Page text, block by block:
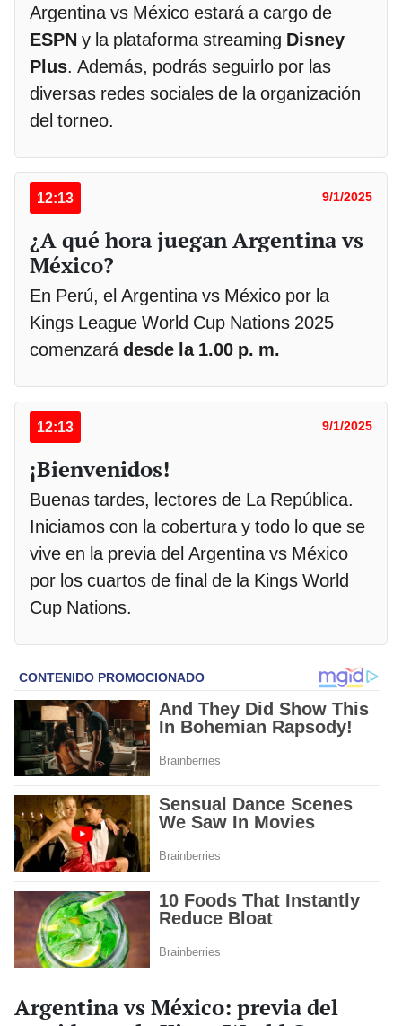
Argentina vs México estará a cargo de
ESPN y la plataforma streaming Disney
Plus. Además, podrás seguirlo por las
diversas redes sociales de la organización
del torneo.
12:13 9/1/2025
¿A qué hora juegan Argentina vs
México?
En Perú, el Argentina vs México por la
Kings League World Cup Nations 2025
comenzarádesde la 1.00 p. m.
12:13 9/1/2025
¡Bienvenidos!
Buenas tardes, lectores de La República.
Iniciamos con la cobertura y todo lo que se
vive en la previa del Argentina vs México
por los cuartos de final de la Kings World
Cup Nations.
Argentina vs México: previa del